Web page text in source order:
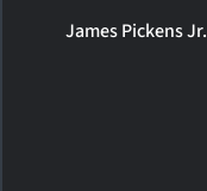
James Pickens Jr.